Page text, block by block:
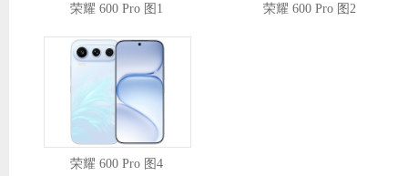
荣耀 600 Pro 图1 荣耀 600 Pro 图2
荣耀 600 Pro 图4